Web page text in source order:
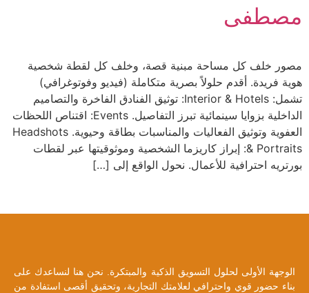
مصطفى
مصور خلف كل مساحة مبنية قصة، وخلف كل لقطة شخصية
هوية فريدة. أقدم حلولاً بصرية متكاملة (فيديو وفوتوغرافي)
تشمل: Interior & Hotels: توثيق الفنادق الفاخرة والتصاميم
الداخلية بزوايا سينمائية تبرز التفاصيل. Events: اقتناص اللحظات
العفوية وتوثيق الفعاليات والمناسبات بطاقة وحيوية. Headshots
& Portraits: إبراز كاريزما الشخصية وموثوقيتها عبر لقطات
بورتريه احترافية للأعمال. نحول الواقع إلى […]
الوجهة الأولى لحلول التسويق الذكية والمبتكرة. نحن هنا لنساعدك على
بناء حضور قوي واحترافي لعلامتك التجارية، وتحقيق أقصى استفادة من